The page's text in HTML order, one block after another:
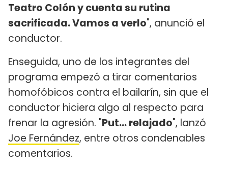
Teatro Colón y cuenta su rutina
sacrificada. Vamos a verlo", anunció el
conductor.
Enseguida, uno de los integrantes del
programa empezó a tirar comentarios
homofóbicos contra el bailarín, sin que el
conductor hiciera algo al respecto para
frenar la agresión. "Put... relajado", lanzó
Joe Fernández, entre otros condenables
comentarios.